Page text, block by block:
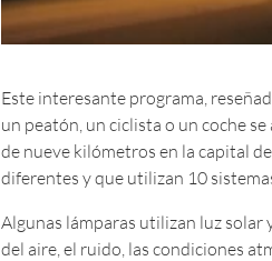
Este interesante programa,
un peatón, un ciclista o un coche
de nueve kilómetros en la capital
diferentes y que utilizan 10
Algunas lámparas utilizan luz solar
del aire, el ruido, las condiciones